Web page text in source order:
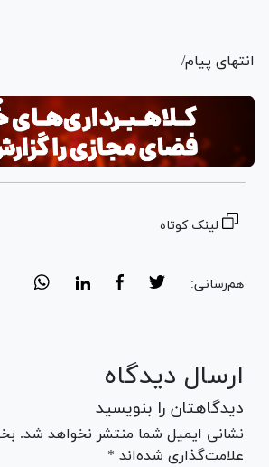
انتهای پیام/
لینک کوتاه
هم‌رسانی:
ارسال دیدگاه
دیدگاهتان را بنویسید
نشانی ایمیل شما منتشر نخواهد شد.
علامت‌گذاری شده‌اند *